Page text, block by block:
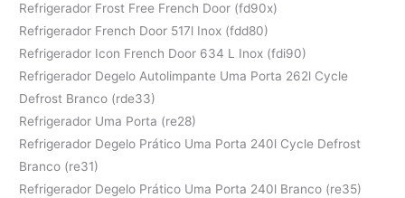
Refrigerador Frost Free French Door (fd90x)
Refrigerador French Door 517l Inox (fdd80)
Refrigerador Icon French Door 634 L Inox (fdi90)
Refrigerador Degelo Autolimpante Uma Porta 262l Cycle
Defrost Branco (rde33)
Refrigerador Uma Porta (re28)
Refrigerador Degelo Prático Uma Porta 240l Cycle Defrost
Branco (re31)
Refrigerador Degelo Prático Uma Porta 240l Branco (re35)